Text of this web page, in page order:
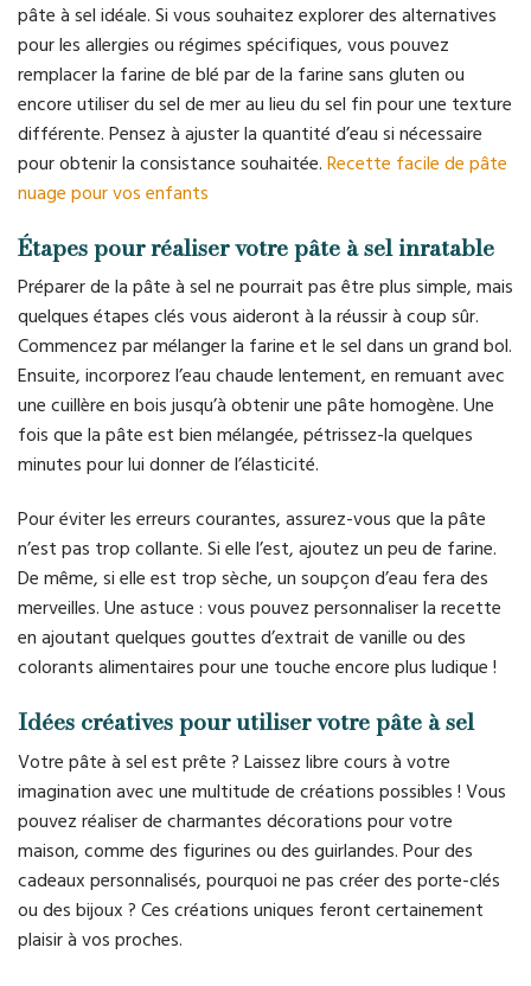
pâte à sel idéale. Si vous souhaitez explorer des alternatives
pour les allergies ou régimes spécifiques, vous pouvez
remplacer la farine de blé par de la farine sans gluten ou
encore utiliser du sel de mer au lieu du sel fin pour une texture
différente. Pensez à ajuster la quantité d’eau si nécessaire
pour obtenir la consistance souhaitée. Recette facile de pâte
nuage pour vos enfants
Étapes pour réaliser votre pâte à sel inratable
Préparer de la pâte à sel ne pourrait pas être plus simple, mais
quelques étapes clés vous aideront à la réussir à coup sûr.
Commencez par mélanger la farine et le sel dans un grand bol.
Ensuite, incorporez l’eau chaude lentement, en remuant avec
une cuillère en bois jusqu’à obtenir une pâte homogène. Une
fois que la pâte est bien mélangée, pétrissez-la quelques
minutes pour lui donner de l’élasticité.
Pour éviter les erreurs courantes, assurez-vous que la pâte
n’est pas trop collante. Si elle l’est, ajoutez un peu de farine.
De même, si elle est trop sèche, un soupçon d’eau fera des
merveilles. Une astuce : vous pouvez personnaliser la recette
en ajoutant quelques gouttes d’extrait de vanille ou des
colorants alimentaires pour une touche encore plus ludique !
Idées créatives pour utiliser votre pâte à sel
Votre pâte à sel est prête ? Laissez libre cours à votre
imagination avec une multitude de créations possibles ! Vous
pouvez réaliser de charmantes décorations pour votre
maison, comme des figurines ou des guirlandes. Pour des
cadeaux personnalisés, pourquoi ne pas créer des porte-clés
ou des bijoux ? Ces créations uniques feront certainement
plaisir à vos proches.